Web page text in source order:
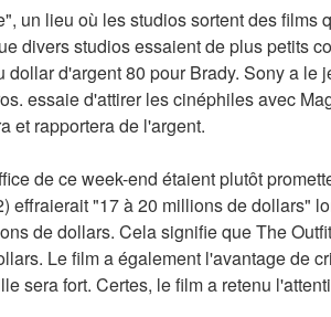
un lieu où les studios sortent des films
divers studios essaient de plus petits
d'argent 80 pour Brady. Sony a le
essaie d'attirer les cinéphiles avec
et rapportera de l'argent.
de ce week-end étaient plutôt
effraierait "17 à 20 millions de dollars"
de dollars. Cela signifie que The
Le film a également l'avantage de
sera fort. Certes, le film a retenu